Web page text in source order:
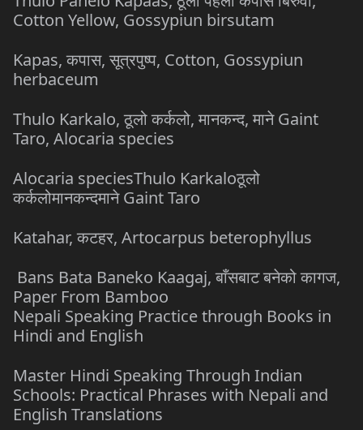
Cotton Yellow, Gossypiun birsutam
Kapas, कपास, सूत्रपुष्प, Cotton, Gossypiun
herbaceum
Thulo Karkalo, ठूलो कर्कलो, मानकन्द, माने Gaint
Taro, Alocaria species
Alocaria speciesThulo Karkaloठूलो
कर्कलोमानकन्दमाने Gaint Taro
Katahar, कटहर, Artocarpus beterophyllus
Bans Bata Baneko Kaagaj, बाँसबाट बनेको कागज,
Paper From Bamboo
Nepali Speaking Practice through Books in
Hindi and English
Master Hindi Speaking Through Indian
Schools: Practical Phrases with Nepali and
English Translations